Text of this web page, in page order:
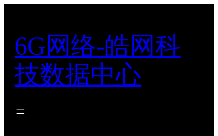
6G网络-皓网科
技数据中心